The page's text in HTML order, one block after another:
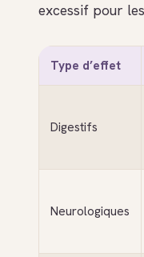
excessif pour
Type d’effet
Digestifs
Neurologiques